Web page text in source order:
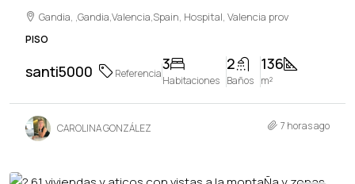
Gandia, ,Gandia,Valencia,Spain, Hospital, Valencia prov
PISO
santi5000 Referencia
3
Habitaciones
2
Baños
136
m²
CAROLINA GONZÁLEZ 7 horas ago